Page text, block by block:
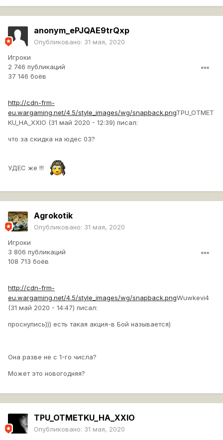
anonym_ePJQAE9trQxp
Опубликовано: 31 мая, 2020
Игроки
2 746 публикаций
37 146 боёв
http://cdn-frm-
eu.wargaming.net/4.5/style_images/wg/snapback.pngTPU_OTMET
KU_HA_XXIO (31 май 2020 - 12:39) писал:
что за скидка на юдес 03?
УДЕС же !!!
Agrokotik
Опубликовано: 31 мая, 2020
Игроки
3 806 публикаций
108 713 боёв
http://cdn-frm-
eu.wargaming.net/4.5/style_images/wg/snapback.pngWuwkevi4
(31 май 2020 - 14:47) писал:
проснулись))) есть такая акция-в Бой называется)
Она разве не с 1-го числа?
Может это новогодняя?
TPU_OTMETKU_HA_XXIO
Опубликовано: 31 мая, 2020